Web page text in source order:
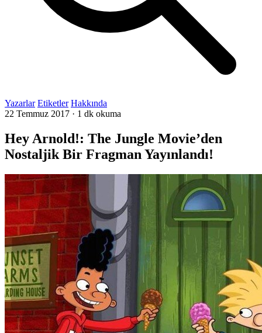
Yazarlar Etiketler Hakkında
22 Temmuz 2017 · 1 dk okuma
Hey Arnold!: The Jungle Movie’den
Nostaljik Bir Fragman Yayınlandı!